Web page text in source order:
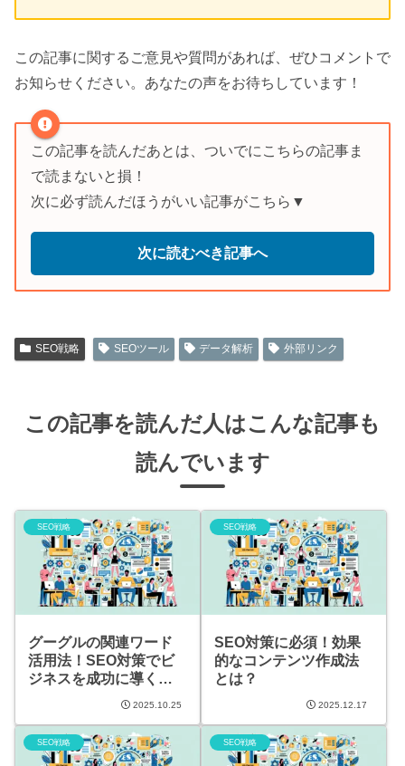
この記事に関するご意見や質問があれば、ぜひコメントで
お知らせください。あなたの声をお待ちしています！
この記事を読んだあとは、ついでにこちらの記事ま
で読まないと損！
次に必ず読んだほうがいい記事がこちら▼
次に読むべき記事へ
SEO戦略 SEOツール データ解析 外部リンク
この記事を読んだ人はこんな記事も
読んでいます
SEO戦略
グーグルの関連ワード
活用法！SEO対策でビ
ジネスを成功に導く方
2025.10.25
SEO戦略
SEO対策に必須！効果
的なコンテンツ作成法
とは？
2025.12.17
SEO戦略 SEO戦略